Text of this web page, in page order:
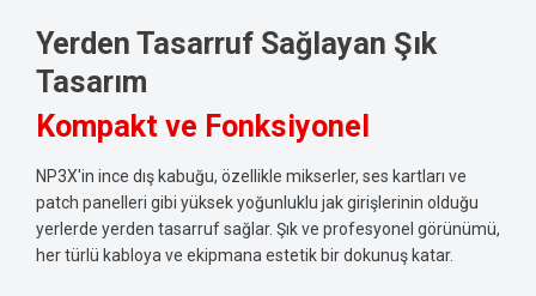
Yerden Tasarruf Sağlayan Şık
Tasarım
Kompakt ve Fonksiyonel
NP3X'in ince dış kabuğu, özellikle mikserler, ses kartları ve
patch panelleri gibi yüksek yoğunluklu jak girişlerinin olduğu
yerlerde yerden tasarruf sağlar. Şık ve profesyonel görünümü,
her türlü kabloya ve ekipmana estetik bir dokunuş katar.